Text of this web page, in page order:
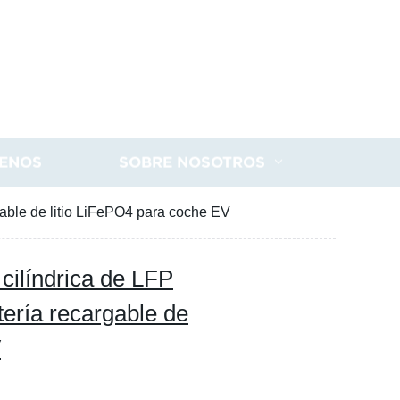
SOBRE NOSOTROS
de litio LiFePO4 para coche EV
de LFP
recargable de